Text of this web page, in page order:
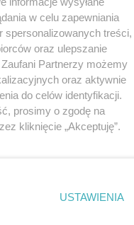
w celu zapewniania
spersonalizowanych treści,
oraz ulepszanie
Partnerzy możemy
oraz aktywnie
do celów identyfikacji.
prosimy o zgodę na
kliknięcie „Akceptuję”.
masz prawo sprzeciwić
będą miały
USTAWIENIA